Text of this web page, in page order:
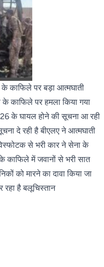
काफिले पर बड़ा आत्मघाती
काफिले पर हमला किया गया
के घायल होने की सूचना आ रही
दे रही है बीएलए ने आत्मघाती
से भरी कार ने सेना के
काफिले में जवानों से भरी सात
को मारने का दावा किया जा
है बलूचिस्तान